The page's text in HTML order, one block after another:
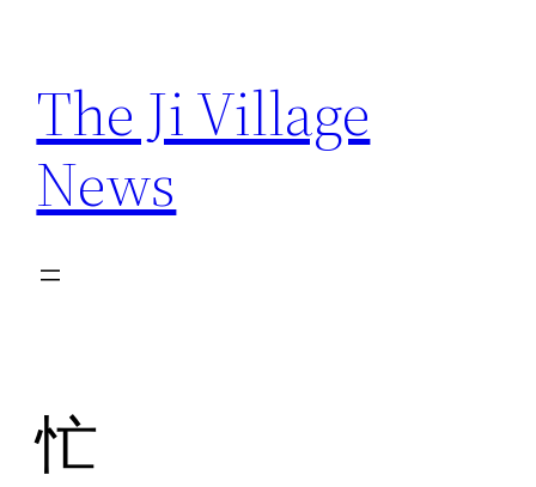
content
The Ji Village
News
忙